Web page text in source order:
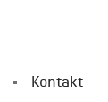
Kontakt